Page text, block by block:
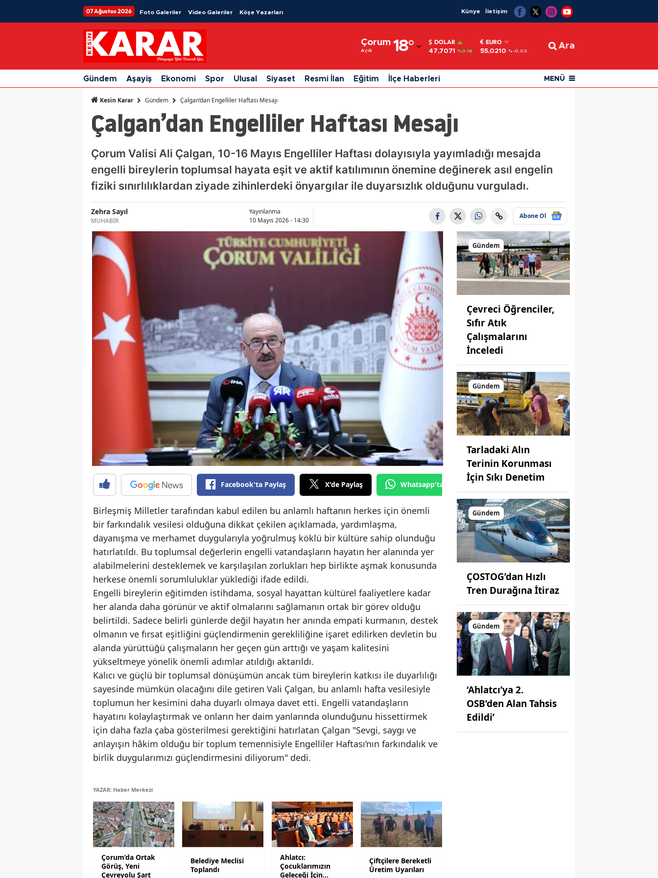
07 Ağustos 2026 Foto Galeriler Video Galeriler Köşe Yazarları Künye İletişim
Çorum
Açık 18°
Adıyaman
Afyonkarahisar
Ağrı
Ankara
Antalya
Artvin
Aydın
Bilecik
Burdur
Bursa
Çanakkale
Çankırı
Çorum
Diyarbakır
Edirne
Erzincan
Erzurum
Eskişehir
Gaziantep
Giresun
Gümüşhane
Hakkari
Hatay
Isparta
Mersin
İstanbul
İzmir
Kars
Kırşehir
Kocaeli
Kütahya
DOLAR
47,7071 %0.16
EURO
55,0210 %-0.02
Ara
Gündem Aşayiş Ekonomi Spor Ulusal Siyaset Resmi İlan Eğitim İlçe Haberleri MENÜ
Kesin Karar Gündem Çalgan’dan Engelliler Haftası Mesajı
Çalgan’dan Engelliler Haftası Mesajı
Çorum Valisi Ali Çalgan, 10-16 Mayıs Engelliler Haftası dolayısıyla yayımladığı mesajda
engelli bireylerin toplumsal hayata eşit ve aktif katılımının önemine değinerek asıl engelin
fiziki sınırlılıklardan ziyade zihinlerdeki önyargılar ile duyarsızlık olduğunu vurguladı.
Zehra Sayıl
MUHABİR
Yayınlanma
10 Mayıs 2026 - 14:30
Abone Ol
Facebook'ta Paylaş X'de Paylaş Whatsapp'tan Gönder
Birleşmiş Milletler tarafından kabul edilen bu anlamlı haftanın herkes için önemli
bir farkındalık vesilesi olduğuna dikkat çekilen açıklamada, yardımlaşma,
dayanışma ve merhamet duygularıyla yoğrulmuş köklü bir kültüre sahip olunduğu
hatırlatıldı. Bu toplumsal değerlerin engelli vatandaşların hayatın her alanında yer
alabilmelerini desteklemek ve karşılaşılan zorlukları hep birlikte aşmak konusunda
herkese önemli sorumluluklar yüklediği ifade edildi.
Engelli bireylerin eğitimden istihdama, sosyal hayattan kültürel faaliyetlere kadar
her alanda daha görünür ve aktif olmalarını sağlamanın ortak bir görev olduğu
belirtildi. Sadece belirli günlerde değil hayatın her anında empati kurmanın, destek
olmanın ve fırsat eşitliğini güçlendirmenin gerekliliğine işaret edilirken devletin bu
alanda yürüttüğü çalışmaların her geçen gün arttığı ve yaşam kalitesini
yükseltmeye yönelik önemli adımlar atıldığı aktarıldı.
Kalıcı ve güçlü bir toplumsal dönüşümün ancak tüm bireylerin katkısı ile duyarlılığı
sayesinde mümkün olacağını dile getiren Vali Çalgan, bu anlamlı hafta vesilesiyle
toplumun her kesimini daha duyarlı olmaya davet etti. Engelli vatandaşların
hayatını kolaylaştırmak ve onların her daim yanlarında olunduğunu hissettirmek
için daha fazla çaba gösterilmesi gerektiğini hatırlatan Çalgan "Sevgi, saygı ve
anlayışın hâkim olduğu bir toplum temennisiyle Engelliler Haftası’nın farkındalık ve
birlik duygularımızı güçlendirmesini diliyorum" dedi.
YAZAR: Haber Merkezi
Çorum’da Ortak
Görüş, Yeni
Çevreyolu Şart
Belediye Meclisi
Toplandı
Ahlatcı:
Çocuklarımızın
Geleceği İçin
Çiftçilere Bereketli
Üretim Uyarıları
Gündem
Çevreci Öğrenciler,
Sıfır Atık
Çalışmalarını
İnceledi
Gündem
Tarladaki Alın
Terinin Korunması
İçin Sıkı Denetim
Gündem
ÇOSTOG’dan Hızlı
Tren Durağına İtiraz
Gündem
‘Ahlatcı’ya 2.
OSB’den Alan Tahsis
Edildi’